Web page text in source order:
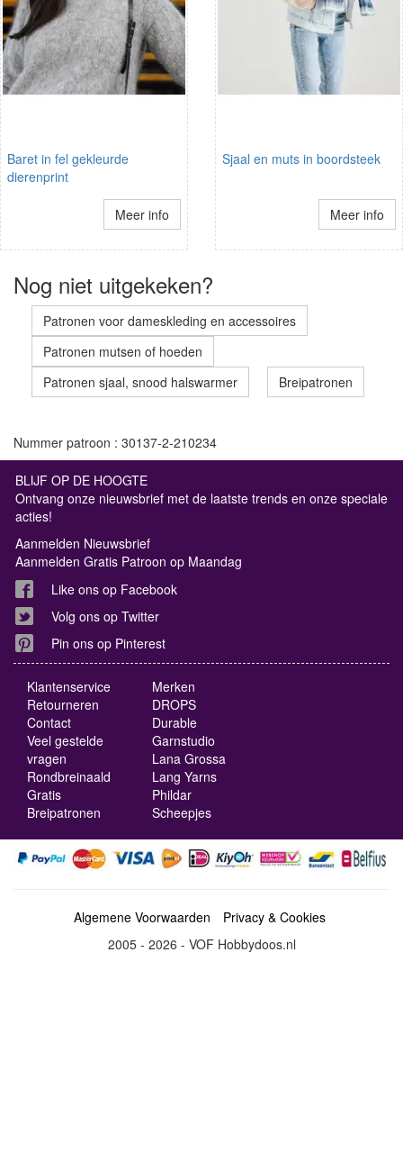
Baret in fel gekleurde
dierenprint
Meer info
Sjaal en muts in boordsteek
Meer info
Nog niet uitgekeken?
Patronen voor dameskleding en accessoires
Patronen mutsen of hoeden
Patronen sjaal, snood halswarmer
Breipatronen
Nummer patroon : 30137-2-210234
BLIJF OP DE HOOGTE
Ontvang onze nieuwsbrief met de laatste trends en onze speciale
acties!
Aanmelden Nieuwsbrief
Aanmelden Gratis Patroon op Maandag
Like ons op Facebook
Volg ons op Twitter
Pin ons op Pinterest
Klantenservice
Retourneren
Contact
Veel gestelde
vragen
Rondbreinaald
Gratis
Breipatronen
Merken
DROPS
Durable
Garnstudio
Lana Grossa
Lang Yarns
Phildar
Scheepjes
Algemene Voorwaarden
Privacy & Cookies
2005 - 2026 - VOF Hobbydoos.nl